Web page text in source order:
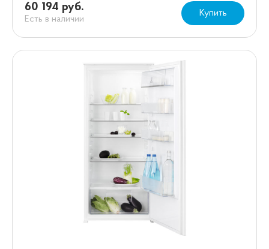
60 194 руб.
Есть в наличии
Купить